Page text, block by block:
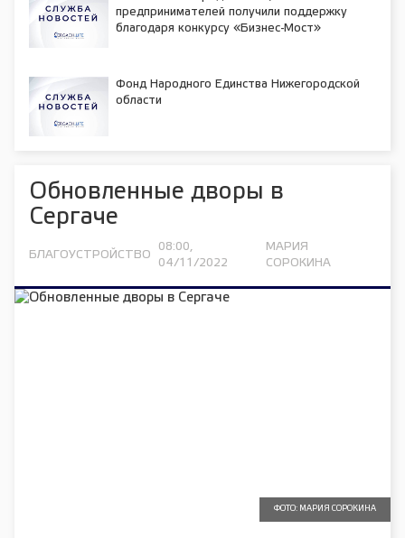
предпринимателей получили поддержку
благодаря конкурсу «Бизнес-Мост»
Фонд Народного Единства Нижегородской
области
Обновленные дворы в
Сергаче
БЛАГОУСТРОЙСТВО
08:00,
04/11/2022
МАРИЯ
СОРОКИНА
ФОТО: МАРИЯ СОРОКИНА